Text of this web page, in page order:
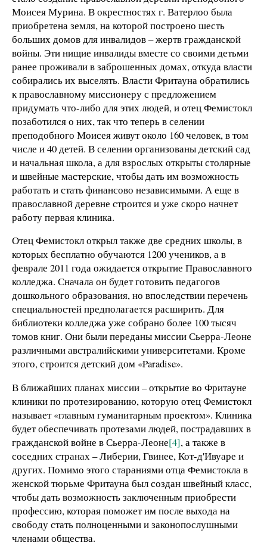
Моисея Мурина. В окрестностях г. Ватерлоо была
приобретена земля, на которой построено шесть
больших домов для инвалидов – жертв гражданской
войны. Эти нищие инвалиды вместе со своими детьми
ранее проживали в заброшенных домах, откуда власти
собирались их выселять. Власти Фритауна обратились
к православному миссионеру с предложением
придумать что-либо для этих людей, и отец Фемистокл
позаботился о них, так что теперь в селении
преподобного Моисея живут около 160 человек, в том
числе и 40 детей. В селении организованы детский сад
и начальная школа, а для взрослых открыты столярные
и швейные мастерские, чтобы дать им возможность
работать и стать финансово независимыми. А еще в
православной деревне строится и уже скоро начнет
работу первая клиника.
Отец Фемистокл открыл также две средних школы, в
которых бесплатно обучаются 1200 учеников, а в
феврале 2011 года ожидается открытие Православного
колледжа. Сначала он будет готовить педагогов
дошкольного образования, но впоследствии перечень
специальностей предполагается расширить. Для
библиотеки колледжа уже собрано более 100 тысяч
томов книг. Они были переданы миссии Сьерра-Леоне
различными австралийскими университетами. Кроме
этого, строится детский дом «Paradise».
В ближайших планах миссии – открытие во Фритауне
клиники по протезированию, которую отец Фемистокл
называет «главным гуманитарным проектом». Клиника
будет обеспечивать протезами людей, пострадавших в
гражданской войне в Сьерра-Леоне[4], а также в
соседних странах – Либерии, Гвинее, Кот-д'Ивуаре и
других. Помимо этого стараниями отца Фемистокла в
женской тюрьме Фритауна был создан швейный класс,
чтобы дать возможность заключенным приобрести
профессию, которая поможет им после выхода на
свободу стать полноценными и законопослушными
членами общества.